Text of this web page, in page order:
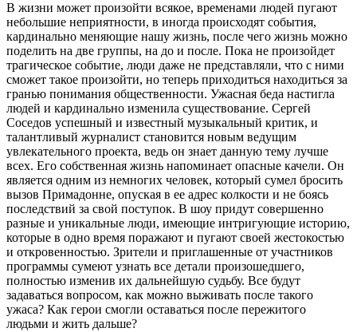
В жизни может произойти всякое, временами людей пугают
небольшие неприятности, в иногда происходят события,
кардинально меняющие нашу жизнь, после чего жизнь можно
поделить на две группы, на до и после. Пока не произойдет
трагическое событие, люди даже не представляли, что с ними
сможет такое произойти, но теперь приходиться находиться за
гранью понимания общественности. Ужасная беда настигла
людей и кардинально изменила существование. Сергей
Соседов успешный и известный музыкальный критик, и
талантливый журналист становится новым ведущим
увлекательного проекта, ведь он знает данную тему лучше
всех. Его собственная жизнь напоминает опасные качели. Он
является одним из немногих человек, который сумел бросить
вызов Примадонне, опуская в ее адрес колкости и не боясь
последствий за свой поступок. В шоу придут совершенно
разные и уникальные люди, имеющие интригующие историю,
которые в одно время поражают и пугают своей жестокостью
и откровенностью. Зрители и приглашенные от участников
программы сумеют узнать все детали произошедшего,
полностью изменив их дальнейшую судьбу. Все будут
задаваться вопросом, как можно выживать после такого
ужаса? Как герои смогли оставаться после пережитого
людьми и жить дальше?